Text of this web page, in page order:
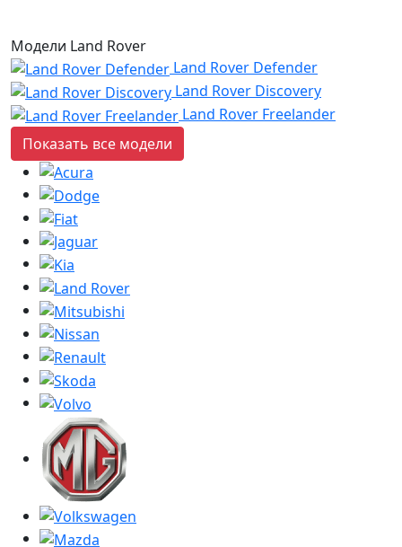
Модели Land Rover
Land Rover Defender
Land Rover Discovery
Land Rover Freelander
Показать все модели